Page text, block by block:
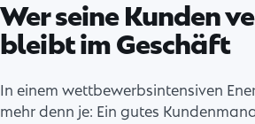
Wer seine Kunden
bleibt im Geschäft
In einem wettbewerbsintensiven
mehr denn je: Ein gutes